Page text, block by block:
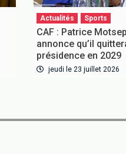
Actualités Sports
CAF : Patrice
annonce qu’il
présidence en 2029
jeudi le 23 juillet 2026